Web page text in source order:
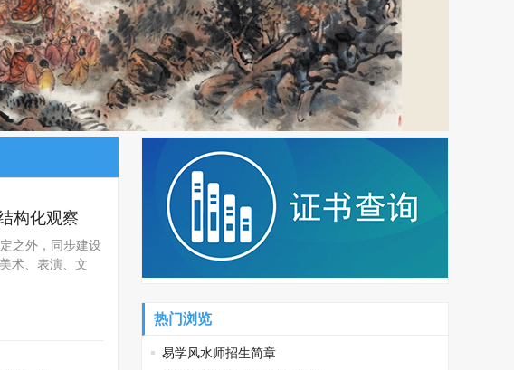
网 理财规划师考试网 物联网工程师考试网
网 化妆品配方师考试网 移动通信工程师考试网
网 少儿舞蹈考级网 环境工程师考试网
网 少儿实践网 展示设计师考试网
金融分析师考试网
电竞运营师考试网
JYPC全国职业资格考试认证中
心
地质工程师考试网
税务筹划师考试网 监理工程师考试网
自动化工程师考试网
装配式建筑师考试网
构化观察
之外，同步建设
术、表演、文
热门浏览
易学风水师招生简章